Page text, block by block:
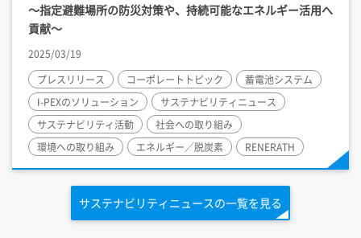
～指定避難場所の防災対策や、持続可能なエネルギー活用へ
貢献～
2025/03/19
プレスリリース
コーポレートトピック
蓄電池システム
I-PEXのソリューション
サステナビリティニュース
サステナビリティ活動
社会への取り組み
環境への取り組み
エネルギー／脱炭素 RENERATH
サステナビリティニュースの一覧を見る